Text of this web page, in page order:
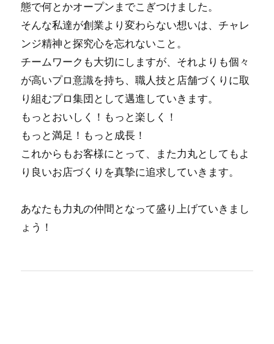
態で何とかオープンまでこぎつけました。
そんな私達が創業より変わらない想いは、チャレ
ンジ精神と探究⼼を忘れないこと。
チームワークも⼤切にしますが、それよりも個々
が⾼いプロ意識を持ち、職⼈技と店舗づくりに取
り組むプロ集団として邁進していきます。
もっとおいしく！もっと楽しく！
もっと満⾜！もっと成⻑！
これからもお客様にとって、また⼒丸としてもよ
り良いお店づくりを真摯に追求していきます。
あなたも力丸の仲間となって盛り上げていきまし
ょう！